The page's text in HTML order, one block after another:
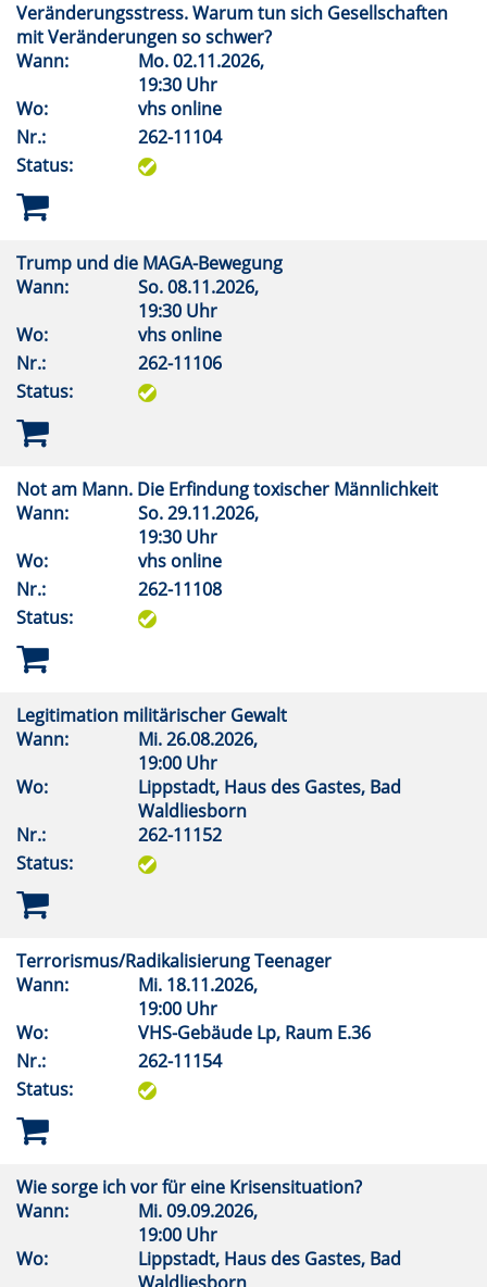
Veränderungsstress. Warum tun sich Gesellschaften
mit Veränderungen so schwer?
Wann:
Mo.02.11.2026,
19:30 Uhr
Wo:
vhs online
Nr.:
262-11104
Status:
Trump und die MAGA-Bewegung
Wann:
So.08.11.2026,
19:30 Uhr
Wo:
vhs online
Nr.:
262-11106
Status:
Not am Mann. Die Erfindung toxischer Männlichkeit
Wann:
So.29.11.2026,
19:30 Uhr
Wo:
vhs online
Nr.:
262-11108
Status:
Legitimation militärischer Gewalt
Wann:
Mi.26.08.2026,
19:00 Uhr
Wo:
Lippstadt, Haus des Gastes, Bad
Waldliesborn
Nr.:
262-11152
Status:
Terrorismus/Radikalisierung Teenager
Wann:
Mi. 18.11.2026,
19:00 Uhr
Wo:
VHS-Gebäude Lp, Raum E.36
Nr.:
262-11154
Status:
Wie sorge ich vor für eine Krisensituation?
Wann:
Mi.09.09.2026,
19:00 Uhr
Wo:
Lippstadt, Haus des Gastes, Bad